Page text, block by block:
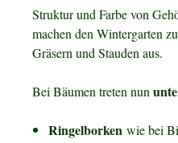
Struktur und Farbe von
machen den Wintergarten
Gräsern und Stauden aus.
Bei Bäumen treten nun
Ringelborken wie bei